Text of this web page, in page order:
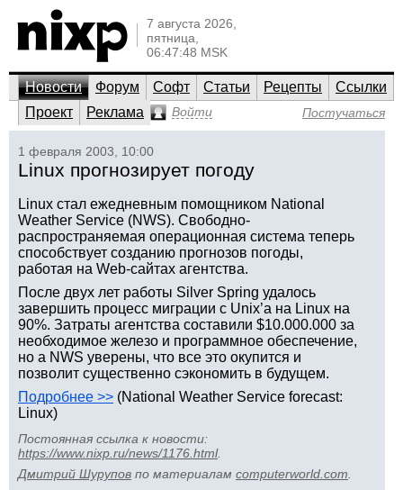
7 августа 2026,
пятница,
06:47:48 MSK
Новости Форум Софт Статьи Рецепты
Ссылки
Проект
Реклама Войти Постучаться
1 февраля 2003, 10:00
Linux прогнозирует погоду
Linux стал ежедневным помощником National
Weather Service (NWS). Свободно-
распространяемая операционная система теперь
способствует созданию прогнозов погоды,
работая на Web-сайтах агентства.
После двух лет работы Silver Spring удалось
завершить процесс миграции с Unix’а на Linux на
90%. Затраты агентства составили $10.000.000 за
необходимое железо и программное обеспечение,
но а NWS уверены, что все это окупится и
позволит существенно сэкономить в будущем.
Подробнее >> (National Weather Service forecast:
Linux)
Постоянная ссылка к новости:
https://www.nixp.ru/news/1176.html.
Дмитрий Шурупов по материалам computerworld.com